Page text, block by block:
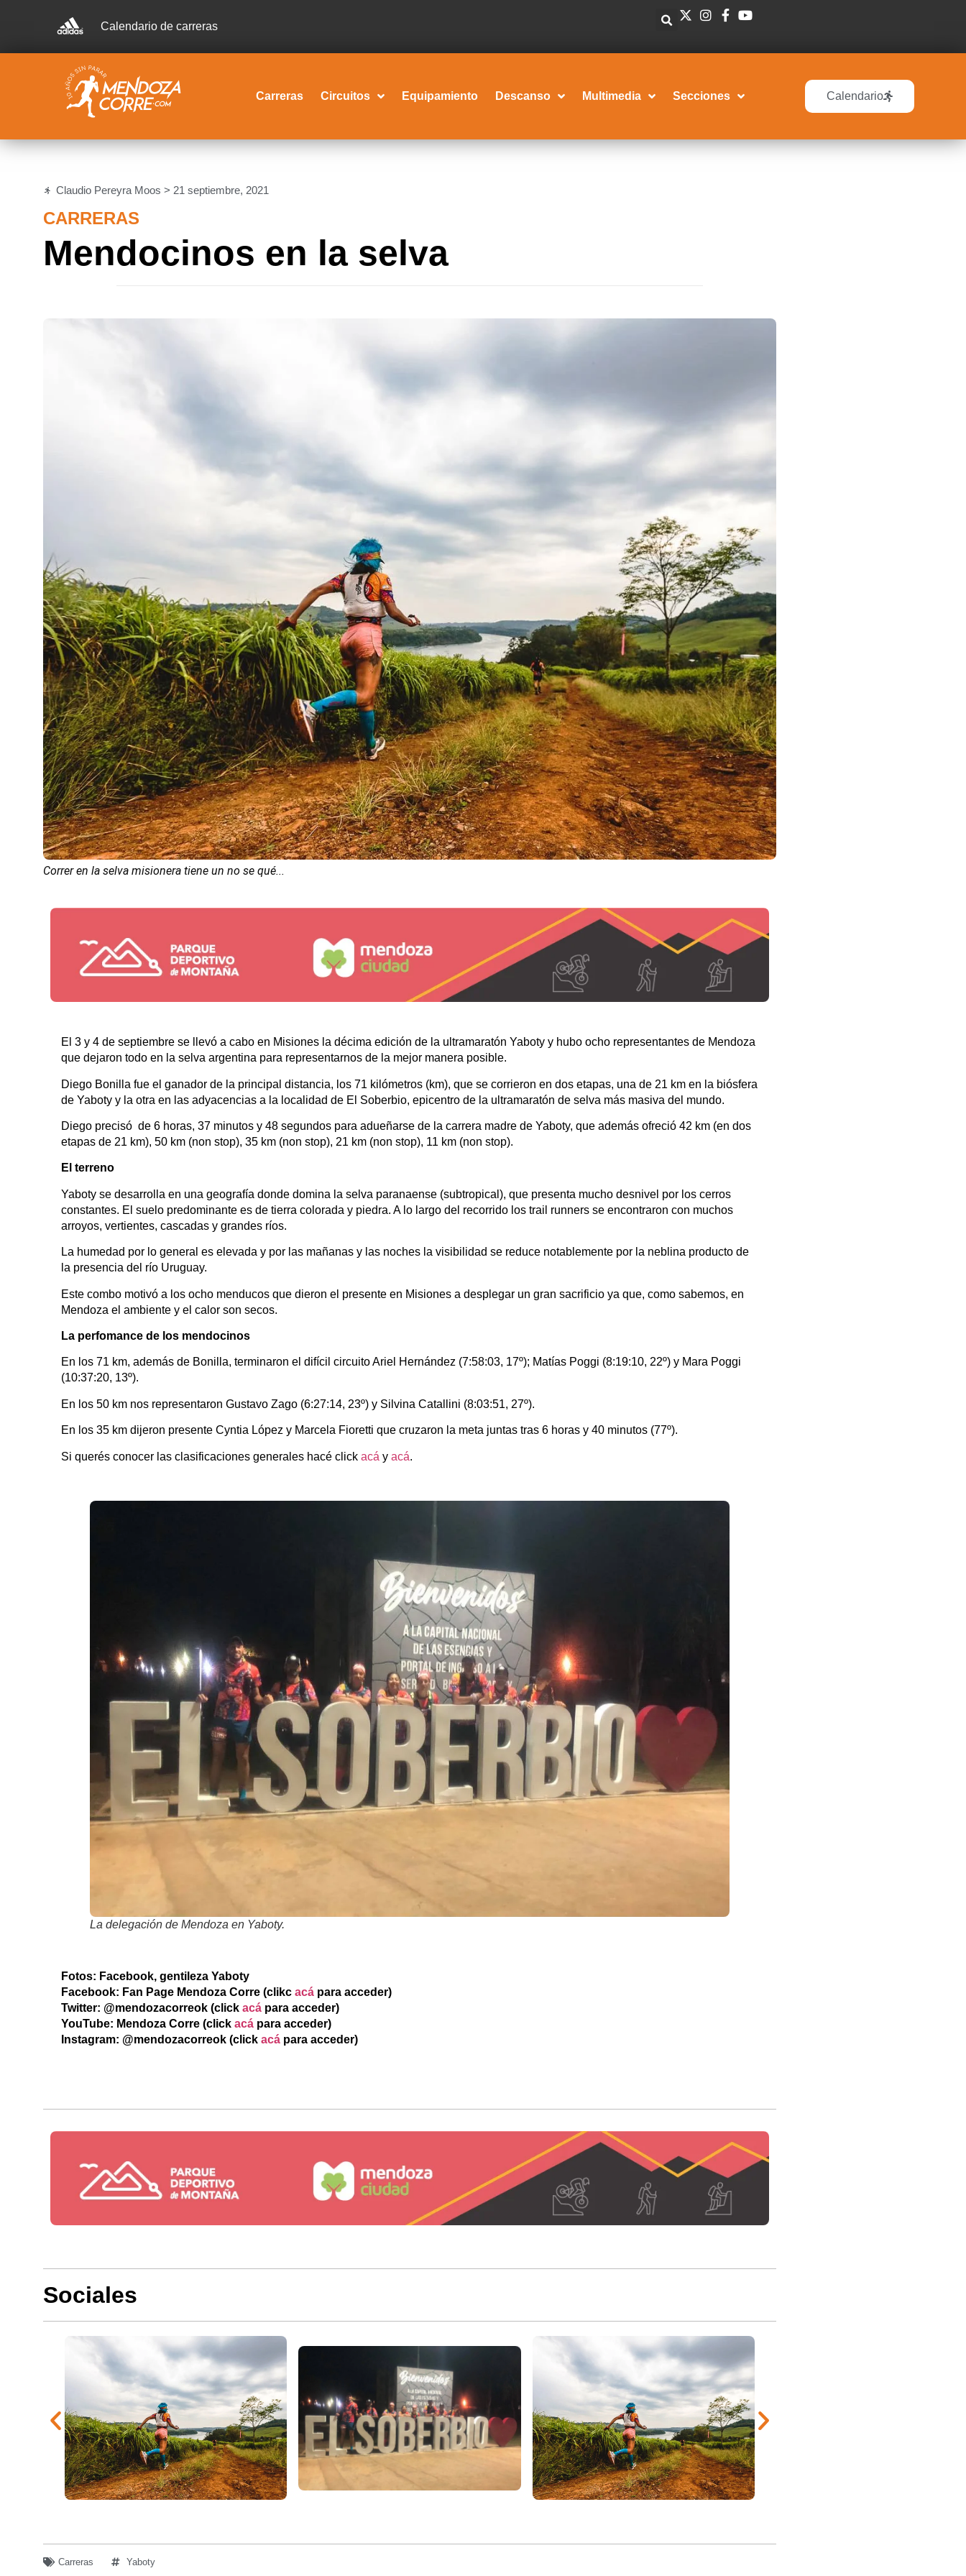
Calendario de carreras
Carreras Circuitos Equipamiento Descanso Multimedia Secciones Calendario
Claudio Pereyra Moos > 21 septiembre, 2021
CARRERAS
Mendocinos en la selva
Correr en la selva misionera tiene un no se qué...
El 3 y 4 de septiembre se llevó a cabo en Misiones la décima edición de la ultramaratón Yaboty y hubo ocho representantes de Mendoza
que dejaron todo en la selva argentina para representarnos de la mejor manera posible.
Diego Bonilla fue el ganador de la principal distancia, los 71 kilómetros (km), que se corrieron en dos etapas, una de 21 km en la biósfera
de Yaboty y la otra en las adyacencias a la localidad de El Soberbio, epicentro de la ultramaratón de selva más masiva del mundo.
Diego precisó de 6 horas, 37 minutos y 48 segundos para adueñarse de la carrera madre de Yaboty, que además ofreció 42 km (en dos
etapas de 21 km), 50 km (non stop), 35 km (non stop), 21 km (non stop), 11 km (non stop).
El terreno
Yaboty se desarrolla en una geografía donde domina la selva paranaense (subtropical), que presenta mucho desnivel por los cerros
constantes. El suelo predominante es de tierra colorada y piedra. A lo largo del recorrido los trail runners se encontraron con muchos
arroyos, vertientes, cascadas y grandes ríos.
La humedad por lo general es elevada y por las mañanas y las noches la visibilidad se reduce notablemente por la neblina producto de
la presencia del río Uruguay.
Este combo motivó a los ocho menducos que dieron el presente en Misiones a desplegar un gran sacrificio ya que, como sabemos, en
Mendoza el ambiente y el calor son secos.
La perfomance de los mendocinos
En los 71 km, además de Bonilla, terminaron el difícil circuito Ariel Hernández (7:58:03, 17º); Matías Poggi (8:19:10, 22º) y Mara Poggi
(10:37:20, 13º).
En los 50 km nos representaron Gustavo Zago (6:27:14, 23º) y Silvina Catallini (8:03:51, 27º).
En los 35 km dijeron presente Cyntia López y Marcela Fioretti que cruzaron la meta juntas tras 6 horas y 40 minutos (77º).
Si querés conocer las clasificaciones generales hacé click acá y acá.
La delegación de Mendoza en Yaboty.
Fotos: Facebook, gentileza Yaboty
Facebook: Fan Page Mendoza Corre (clikc acá para acceder)
Twitter: @mendozacorreok (click acá para acceder)
YouTube: Mendoza Corre (click acá para acceder)
Instagram: @mendozacorreok (click acá para acceder)
Sociales
Carreras Yaboty